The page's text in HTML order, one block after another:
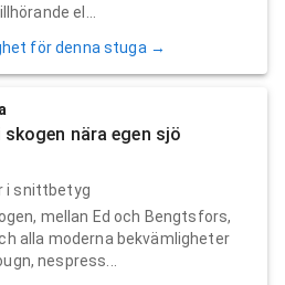
el...
för denna stuga →
nära egen sjö
i snittbetyg
mellan Ed och Bengtsfors,
alla moderna bekvämligheter
nespress...